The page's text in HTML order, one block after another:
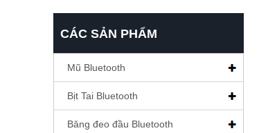
CÁC SẢN PHẨM
Mũ Bluetooth
Bịt Tai Bluetooth
Băng đeo đầu Bluetooth